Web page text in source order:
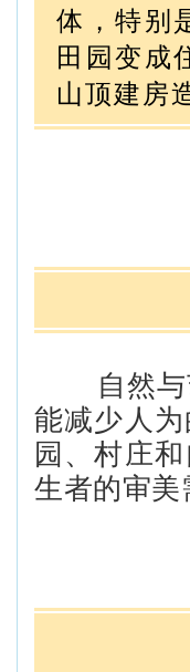
体，特别
田园变成
山顶建房
自然与
能减少人
园、村庄
生者的审